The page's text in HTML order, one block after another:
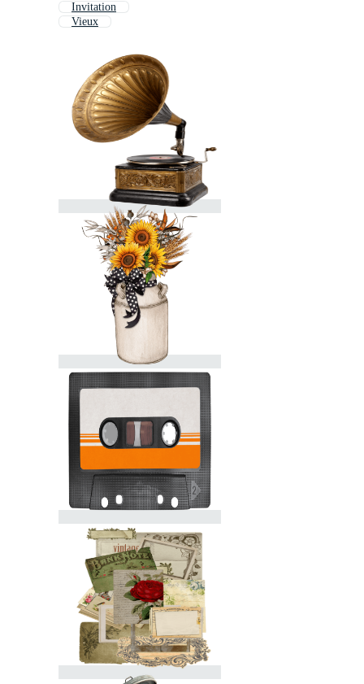
Invitation
Vieux